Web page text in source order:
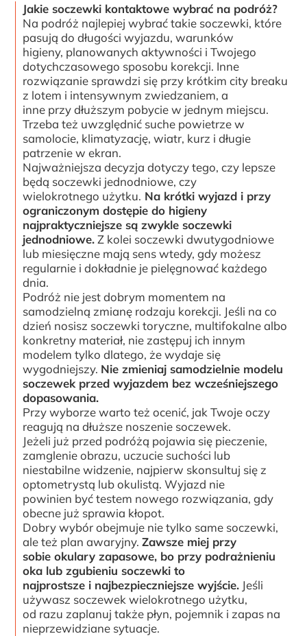
Jakie soczewki kontaktowe wybrać na podróż?
Na podróż najlepiej wybrać takie soczewki, które
pasują do długości wyjazdu, warunków
higieny, planowanych aktywności i Twojego
dotychczasowego sposobu korekcji. Inne
rozwiązanie sprawdzi się przy krótkim city breaku
z lotem i intensywnym zwiedzaniem, a
inne przy dłuższym pobycie w jednym miejscu.
Trzeba też uwzględnić suche powietrze w
samolocie, klimatyzację, wiatr, kurz i długie
patrzenie w ekran.
Najważniejsza decyzja dotyczy tego, czy lepsze
będą soczewki jednodniowe, czy
wielokrotnego użytku. Na krótki wyjazd i przy
ograniczonym dostępie do higieny
najpraktyczniejsze są zwykle soczewki
jednodniowe.Z kolei soczewki dwutygodniowe
lub miesięczne mają sens wtedy, gdy możesz
regularnie i dokładnie je pielęgnować każdego
dnia.
Podróż nie jest dobrym momentem na
samodzielną zmianę rodzaju korekcji. Jeśli na co
dzień nosisz soczewki toryczne, multifokalne albo
konkretny materiał, nie zastępuj ich innym
modelem tylko dlatego, że wydaje się
wygodniejszy. Nie zmieniaj samodzielnie modelu
soczewek przed wyjazdem bez wcześniejszego
dopasowania.
Przy wyborze warto też ocenić, jak Twoje oczy
reagują na dłuższe noszenie soczewek.
Jeżeli już przed podróżą pojawia się pieczenie,
zamglenie obrazu, uczucie suchości lub
niestabilne widzenie, najpierw skonsultuj się z
optometrystą lub okulistą. Wyjazd nie
powinien być testem nowego rozwiązania, gdy
obecne już sprawia kłopot.
Dobry wybór obejmuje nie tylko same soczewki,
ale też plan awaryjny.Zawsze miej przy
sobie okulary zapasowe, bo przy podrażnieniu
oka lub zgubieniu soczewki to
najprostsze i najbezpieczniejsze wyjście. Jeśli
używasz soczewek wielokrotnego użytku,
od razu zaplanuj także płyn, pojemnik i zapas na
nieprzewidziane sytuacje.